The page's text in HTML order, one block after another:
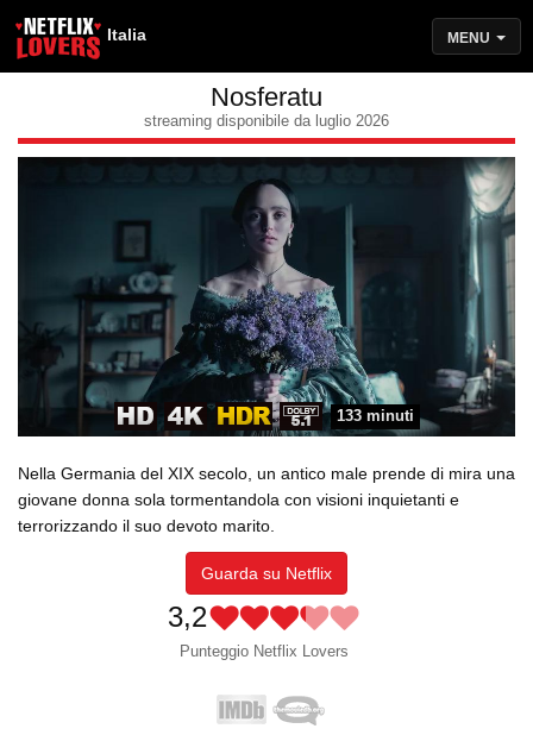
Italia MENU
Nosferatu
streaming disponibile da luglio 2026
133 minuti
Nella Germania del XIX secolo, un antico male prende di mira una
giovane donna sola tormentandola con visioni inquietanti e
terrorizzando il suo devoto marito.
Guarda su Netflix
3,2
Punteggio Netflix Lovers